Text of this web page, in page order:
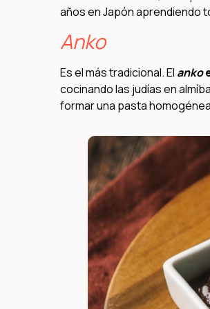
años en Japón aprendiendo
Anko
Es el más tradicional. El anko
cocinando las judías en
formar una pasta